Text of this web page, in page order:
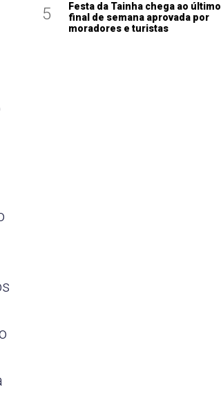
5
Festa da Tainha chega ao último
final de semana aprovada por
moradores e turistas